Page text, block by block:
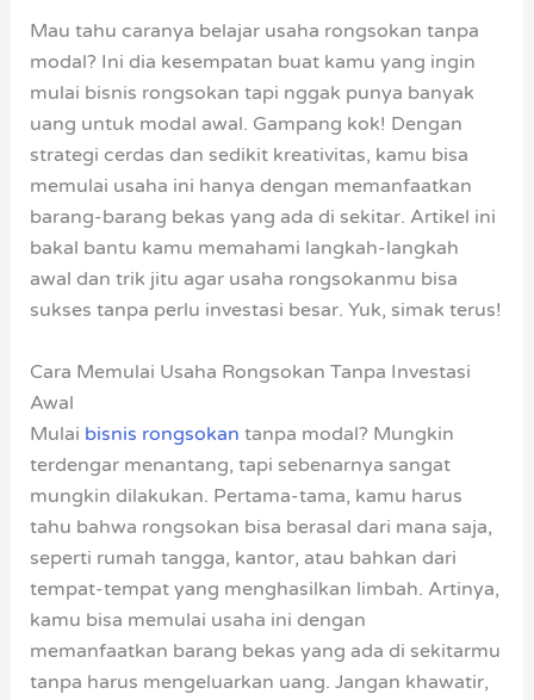
Mau tahu caranya belajar usaha rongsokan tanpa
modal? Ini dia kesempatan buat kamu yang ingin
mulai bisnis rongsokan tapi nggak punya banyak
uang untuk modal awal. Gampang kok! Dengan
strategi cerdas dan sedikit kreativitas, kamu bisa
memulai usaha ini hanya dengan memanfaatkan
barang-barang bekas yang ada di sekitar. Artikel ini
bakal bantu kamu memahami langkah-langkah
awal dan trik jitu agar usaha rongsokanmu bisa
sukses tanpa perlu investasi besar. Yuk, simak terus!
Cara Memulai Usaha Rongsokan Tanpa Investasi
Awal
Mulai bisnis rongsokan tanpa modal? Mungkin
terdengar menantang, tapi sebenarnya sangat
mungkin dilakukan. Pertama-tama, kamu harus
tahu bahwa rongsokan bisa berasal dari mana saja,
seperti rumah tangga, kantor, atau bahkan dari
tempat-tempat yang menghasilkan limbah. Artinya,
kamu bisa memulai usaha ini dengan
memanfaatkan barang bekas yang ada di sekitarmu
tanpa harus mengeluarkan uang. Jangan khawatir,